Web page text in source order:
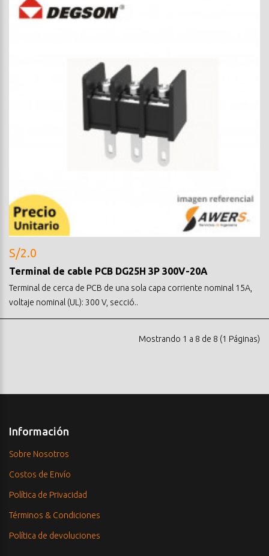
S/2.0
Terminal de cable PCB DG25H 3P 300V-20A
Terminal de cerca de PCB de una sola capa corriente nominal 15A,
voltaje nominal (UL): 300 V, secció..
Mostrando 1 a 8 de 8 (1 Páginas)
Información
Sobre Nosotros
Costos de Envío
Política de Privacidad
Términos & Condiciones
Política de devoluciones